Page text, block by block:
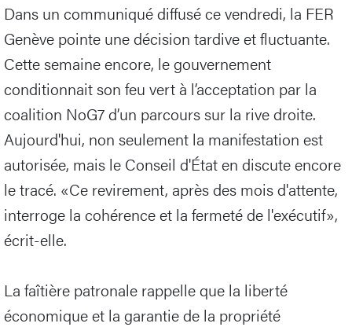
Dans un communiqué diffusé ce vendredi, la FER
Genève pointe une décision tardive et fluctuante.
Cette semaine encore, le gouvernement
conditionnait son feu vert à l’acceptation par la
coalition NoG7 d’un parcours sur la rive droite.
Aujourd'hui, non seulement la manifestation est
autorisée, mais le Conseil d'État en discute encore
le tracé. «Ce revirement, après des mois d'attente,
interroge la cohérence et la fermeté de l'exécutif»,
écrit-elle.
La faîtière patronale rappelle que la liberté
économique et la garantie de la propriété